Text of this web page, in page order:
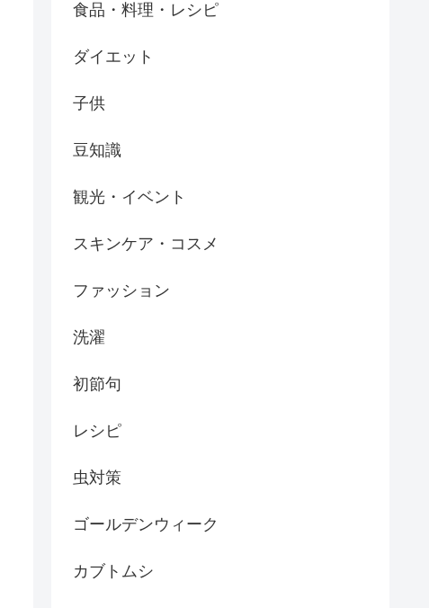
食品・料理・レシピ
ダイエット
子供
豆知識
観光・イベント
スキンケア・コスメ
ファッション
洗濯
初節句
レシピ
虫対策
ゴールデンウィーク
カブトムシ